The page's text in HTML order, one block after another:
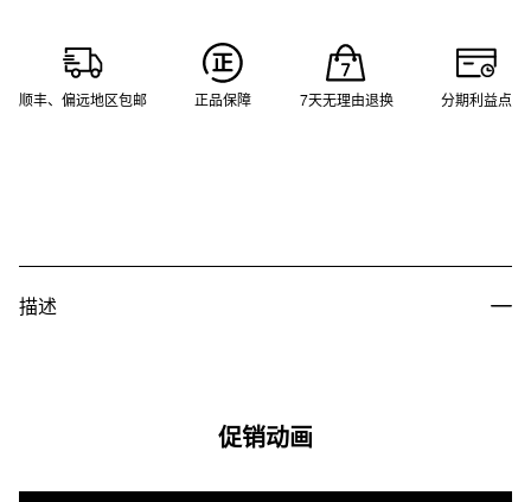
顺丰、偏远地区包邮 正品保障 7天无理由退换 分期利益点
描述
促销动画